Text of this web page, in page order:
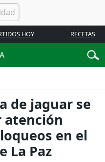
HOY RECETAS
de jaguar se
atención
en el
La Paz